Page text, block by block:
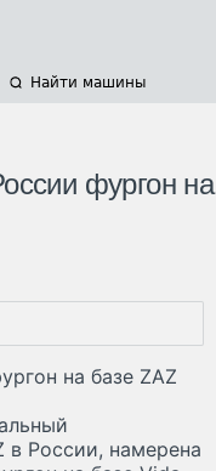
Найти машины
фургон на
на базе ZAZ
в России, намерена